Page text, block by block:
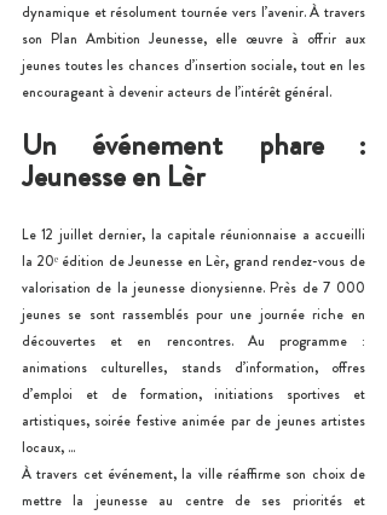
dynamique et résolument tournée vers l’avenir. À travers
son Plan Ambition Jeunesse, elle œuvre à offrir aux
jeunes toutes les chances d’insertion sociale, tout en les
encourageant à devenir acteurs de l’intérêt général.
Un événement phare :
Jeunesse en Lèr
Le 12 juillet dernier, la capitale réunionnaise a accueilli
la 20ᵉ édition de Jeunesse en Lèr, grand rendez-vous de
valorisation de la jeunesse dionysienne. Près de 7 000
jeunes se sont rassemblés pour une journée riche en
découvertes et en rencontres. Au programme :
animations culturelles, stands d’information, offres
d’emploi et de formation, initiations sportives et
artistiques, soirée festive animée par de jeunes artistes
locaux, ...
À travers cet événement, la ville réaffirme son choix de
mettre la jeunesse au centre de ses priorités et